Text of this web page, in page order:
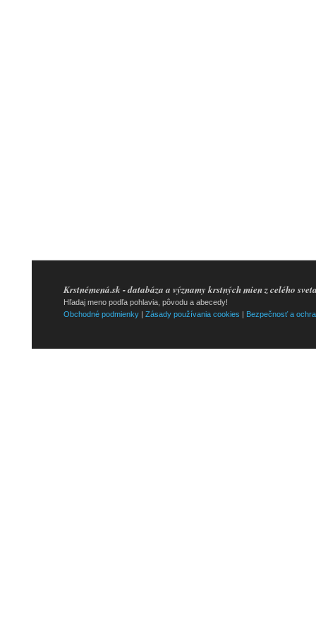
Krstnémená.sk - databáza a významy krstných mien z celého
Hľadaj meno podľa pohlavia, pôvodu a abecedy!
Obchodné podmienky
Zásady používania cookies Bezpečnosť a